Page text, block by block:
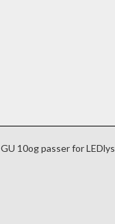
10og passer for LEDlys